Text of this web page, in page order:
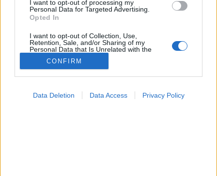
I want to opt-out of processing my
Personal Data for Targeted Advertising.
Opted In
I want to opt-out of Collection, Use,
Retention, Sale, and/or Sharing of my
Personal Data that Is Unrelated with the
Purposes for which it was collected.
Opted Out
CONFIRM
Data Deletion Data Access Privacy Policy
Ez a leírás fokozottan jellemző a tömegközlekedésre,
éppen ezért fontos, hogy erős immunrendszerrel
vágjunk neki az utazásnak. Az alábbi hét tipp segíthet